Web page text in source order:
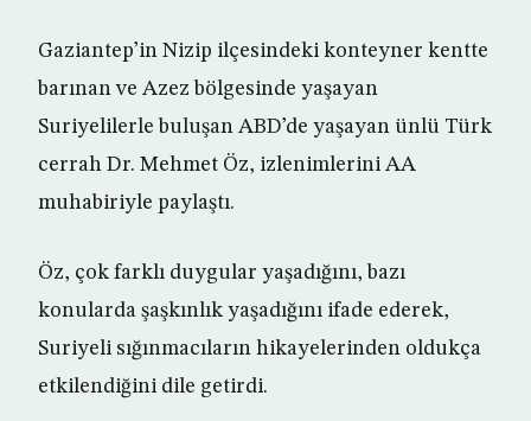
Gaziantep’in Nizip ilçesindeki konteyner kentte
barınan ve Azez bölgesinde yaşayan
Suriyelilerle buluşan ABD’de yaşayan ünlü Türk
cerrah Dr. Mehmet Öz, izlenimlerini AA
muhabiriyle paylaştı.
Öz, çok farklı duygular yaşadığını, bazı
konularda şaşkınlık yaşadığını ifade ederek,
Suriyeli sığınmacıların hikayelerinden oldukça
etkilendiğini dile getirdi.